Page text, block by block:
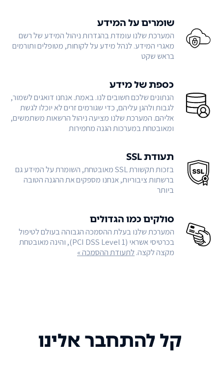
שומרים על המידע
המערכת שלנו עומדת בהגדרות ניהול המידע של רשם
מאגרי המידע. לנהל מידע על לקוחות, מטופלים ותורמים
בראש שקט
כספת של מידע
הנתונים שלכם חשובים לנו. באמת. אנחנו דואגים לשמור,
לגבות ולהגן עליהם, כדי שגורמים זרים לא יוכלו לגשת
אליהם. המערכת שלנו מציעה ניהול הרשאות משתמשים,
ומאובטחת במערכות הגנה מחמירות
תעודת SSL
בזכות תקשורת SSL מאובטחת, השומרת על המידע גם
ברשתות ציבוריות, אנחנו מספקים את ההגנה הטובה
ביותר
סולקים כמו הגדולים
המערכת שלנו בעלת ההסמכה הגבוהה בעולם לטיפול
בכרטיסי אשראי (PCI DSS Level 1), והינה מאובטחת
מקצה לקצה.לתעודת ההסמכה »
קל להתחבר אלינו